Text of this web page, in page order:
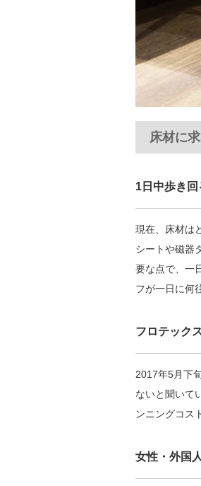
床材に
1日中歩き
現在、床材は
シートや磁器
要な点で、一
フが一日に何
フロテック
2017年5月下
ないと聞いて
ンニングコス
女性・外国